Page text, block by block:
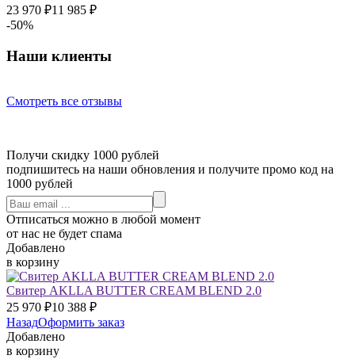
23 970 ₽11 985 ₽
-50%
Наши клиенты
Смотреть все отзывы
Получи скидку 1000 рублей
подпишитесь на наши обновления и получите промо код на
1000 рублей
Отписаться можно в любой момент
от нас не будет спама
Добавлено
в корзину
Свитер AKLLA BUTTER CREAM BLEND 2.0
25 970 ₽10 388 ₽
НазадОформить заказ
Добавлено
в корзину